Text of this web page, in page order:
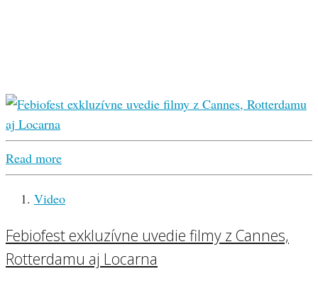
Read more
Video
Febiofest exkluzívne uvedie filmy z Cannes,
Rotterdamu aj Locarna